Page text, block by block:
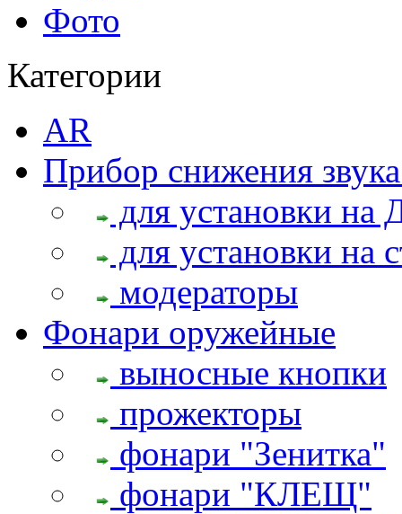
Фото
Категории
AR
Прибор снижения
для установки на
для установки на
модераторы
Фонари оружейные
выносные кнопки
прожекторы
фонари "Зенитка"
фонари "КЛЕЩ"